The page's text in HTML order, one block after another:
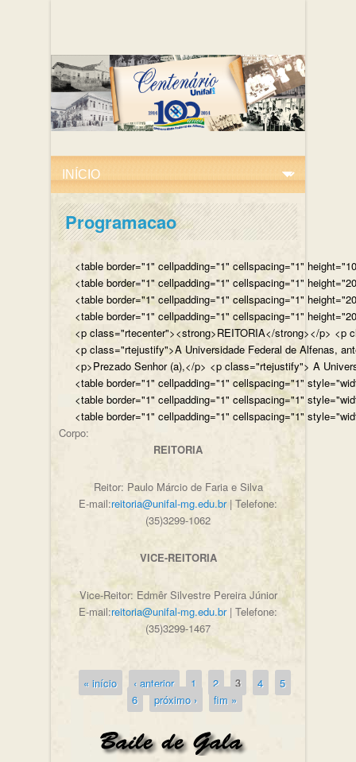
Programacao
<table border="1" cellpadding="1" cellspacing="1"
<table border="1" cellpadding="1" cellspacing="1"
<table border="1" cellpadding="1" cellspacing="1"
<table border="1" cellpadding="1" cellspacing="1"
<p class="rtecenter"><strong>REITORIA</strong></p> <p
<p class="rtejustify">A Universidade Federal de Alfenas,
<p>Prezado Senhor (a),</p> <p class="rtejustify"> A
<table border="1" cellpadding="1" cellspacing="1"
<table border="1" cellpadding="1" cellspacing="1"
<table border="1" cellpadding="1" cellspacing="1"
Corpo:
REITORIA
Reitor: Paulo Márcio de Faria e Silva
E-mail:reitoria@unifal-mg.edu.br| Telefone:
(35)3299-1062
VICE-REITORIA
Vice-Reitor: Edmêr Silvestre Pereira Júnior
E-mail:reitoria@unifal-mg.edu.br| Telefone:
(35)3299-1467
Páginas
« início ‹ anterior 1 2 3 4
5
6
próximo › fim »